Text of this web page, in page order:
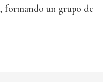
formando un grupo de